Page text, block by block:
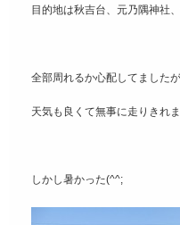
目的地は秋吉台、元乃隅神社
全部周れるか心配してました
天気も良くて無事に走りきれ
しかし暑かった(^^;